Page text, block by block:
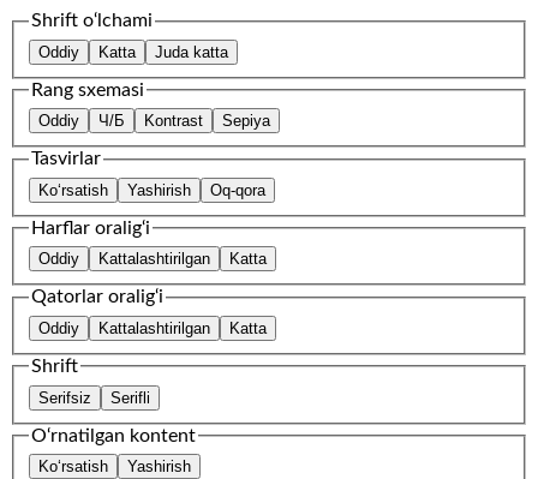
Shrift o‘lchami
Oddiy Katta Juda katta
Rang sxemasi
Oddiy Ч/Б Kontrast Sepiya
Tasvirlar
Ko‘rsatish Yashirish Oq-qora
Harflar oralig‘i
Oddiy Kattalashtirilgan Katta
Qatorlar oralig‘i
Oddiy Kattalashtirilgan Katta
Shrift
Serifsiz Serifli
O‘rnatilgan kontent
Ko‘rsatish Yashirish